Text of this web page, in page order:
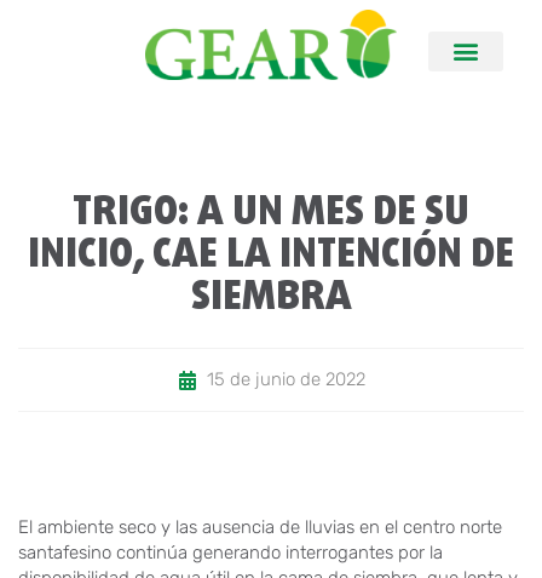
TRIGO: A UN MES DE SU
INICIO, CAE LA INTENCIÓN DE
SIEMBRA
15 de junio de 2022
El ambiente seco y las ausencia de lluvias en el centro norte
santafesino continúa generando interrogantes por la